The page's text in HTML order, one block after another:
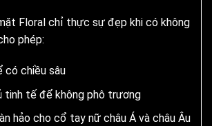
Floral chỉ thực sự đẹp khi có không
phép:
có chiều sâu
tinh tế để không phô trương
hảo cho cổ tay nữ châu Á và châu Âu